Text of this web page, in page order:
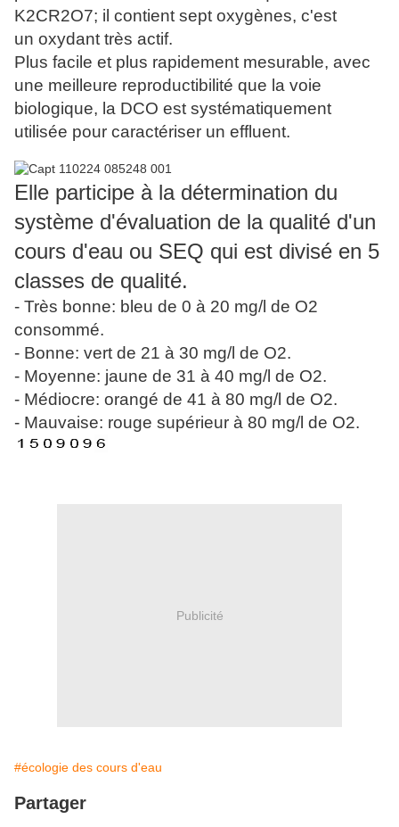
K2CR2O7; il contient sept oxygènes, c'est
un oxydant très actif.
Plus facile et plus rapidement mesurable, avec
une meilleure reproductibilité que la voie
biologique, la DCO est systématiquement
utilisée pour caractériser un effluent.
Elle participe à la détermination du
système d'évaluation de la qualité d'un
cours d'eau ou SEQ qui est divisé en 5
classes de qualité.
- Très bonne: bleu de 0 à 20 mg/l de O2
consommé.
- Bonne: vert de 21 à 30 mg/l de O2.
- Moyenne: jaune de 31 à 40 mg/l de O2.
- Médiocre: orangé de 41 à 80 mg/l de O2.
- Mauvaise: rouge supérieur à 80 mg/l de O2.
Publicité
#écologie des cours d'eau
Partager